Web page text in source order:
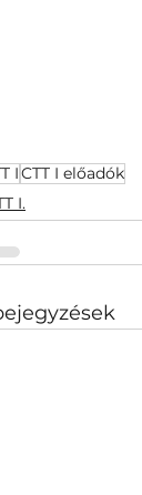
ICTT I előadók
I.